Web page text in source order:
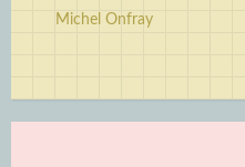
Michel Onfray